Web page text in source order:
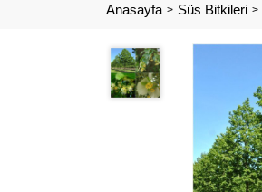
Anasayfa Süs Bitkileri